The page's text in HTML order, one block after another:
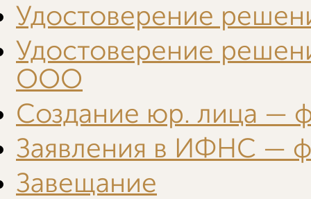
Удостоверение
Удостоверение
ООО
Создание юр. лица —
Заявления в ИФНС —
Завещание